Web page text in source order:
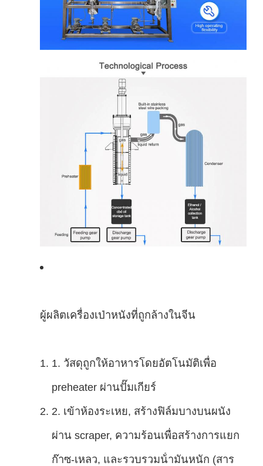
ผู้ผลิตเครื่องเป่าหนังที่ถูกล้างในจีน
1. วัสดุถูกให้อาหารโดยอัตโนมัติเพื่อ
preheater ผ่านปั๊มเกียร์
2. เข้าห้องระเหย, สร้างฟิล์มบางบนผนัง
ผ่าน scraper, ความร้อนเพื่อสร้างการแยก
ก๊าซ-เหลว, และรวบรวมน้ํามันหนัก (สาร